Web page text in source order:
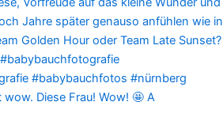
Diese Frau! Wow! 🤩 A